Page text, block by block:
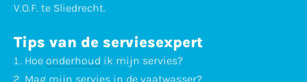
V.O.F. te Sliedrecht.
Tips van de serviesexpert
Hoe onderhoud ik mijn servies?
Mag mijn servies in de vaatwasser?